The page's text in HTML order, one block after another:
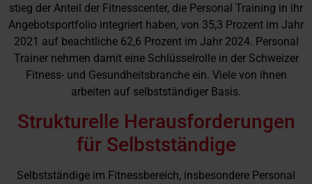
stieg der Anteil der Fitnesscenter, die Personal Training in ihr
Angebotsportfolio integriert haben, von 35,3 Prozent im Jahr
2021 auf beachtliche 62,6 Prozent im Jahr 2024. Personal
Trainer nehmen damit eine Schlüsselrolle in der Schweizer
Fitness- und Gesundheitsbranche ein. Viele von ihnen
arbeiten auf selbstständiger Basis.
Strukturelle Herausforderungen
für Selbstständige
Selbstständige im Fitnessbereich, insbesondere Personal